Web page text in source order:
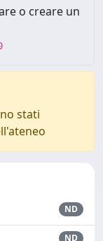
o creare un
stati
ND
ND